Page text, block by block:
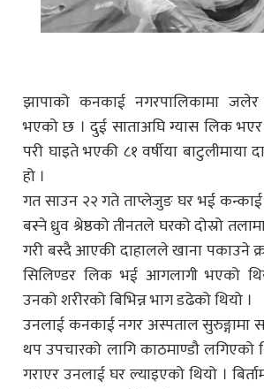
झापाको कनकाई नगरपालिकामा
भएको छ । दुई साताअघि ग्यास लिक
परी घाइते भएकी ८१ वर्षीया बाटुलीमाया
हो ।
गत साउन २२ गते ताप्लेजुङ घर भई कन्काई
बस्ने ध्रुव श्रेष्ठको तीनतले घरको दोस्रो
गरी बस्दै आएकी दाहालले खाना पकाउने
सिलिण्डर लिक भई आगलागी भएको
उनको शरीरको बिभिन्न भाग डढेको थियो ।
उनलाई कनकाई नगर अस्पताल सुरुङ्गामा
थप उपचारको लागि काठमाण्डौ लगिएको
गराएर उनलाई घर ल्याइएको थियो ।